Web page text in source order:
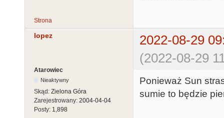
Strona
lopez
2022-08-29
(2022-08-29
Atarowiec
Nieaktywny
Skąd: Zielona Góra
Zarejestrowany: 2004-04-04
Posty: 1,898
Ponieważ Sun
sumie to będzie